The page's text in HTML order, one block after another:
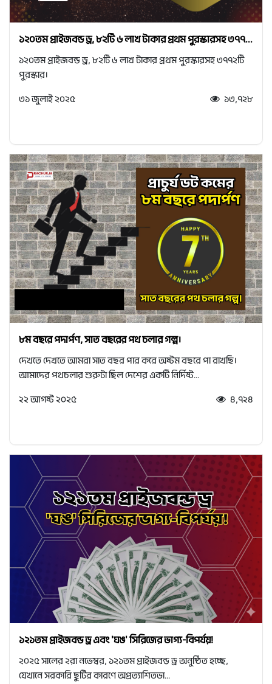
১২০তম প্রাইজবন্ড ড্র, ৮২টি ৬ লাখ টাকার প্রথম পুরস্কারসহ ৩৭৭...
১২০তম প্রাইজবন্ড ড্র, ৮২টি ৬ লাখ টাকার প্রথম পুরস্কারসহ ৩৭৭২টি
পুরস্কার।
৩১ জুলাই ২০২৫
১৩,৭২৮
৮ম বছরে পদার্পণ, সাত বছরের পথ চলার গল্প।
দেখতে দেখতে আমরা সাত বছর পার করে অষ্টম বছরে পা রাখছি।
আমাদের পথচলার শুরুটা ছিল দেশের একটি নির্দিষ্ট...
২২ আগষ্ট ২০২৫
৪,৭২৪
১২১তম প্রাইজবন্ড ড্র এবং 'ঘঙ' সিরিজের ভাগ্য-বিপর্যয়!
২০২৫ সালের ২রা নভেম্বর, ১২১তম প্রাইজবন্ড ড্র অনুষ্ঠিত হচ্ছে,
যেখানে সরকারি ছুটির কারণে অপ্রত্যাশিতভা...